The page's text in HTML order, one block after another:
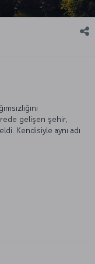
gelişen şehir,
Kendisiyle aynı adı
rağmen, Kigali
öne çıkan Kigali